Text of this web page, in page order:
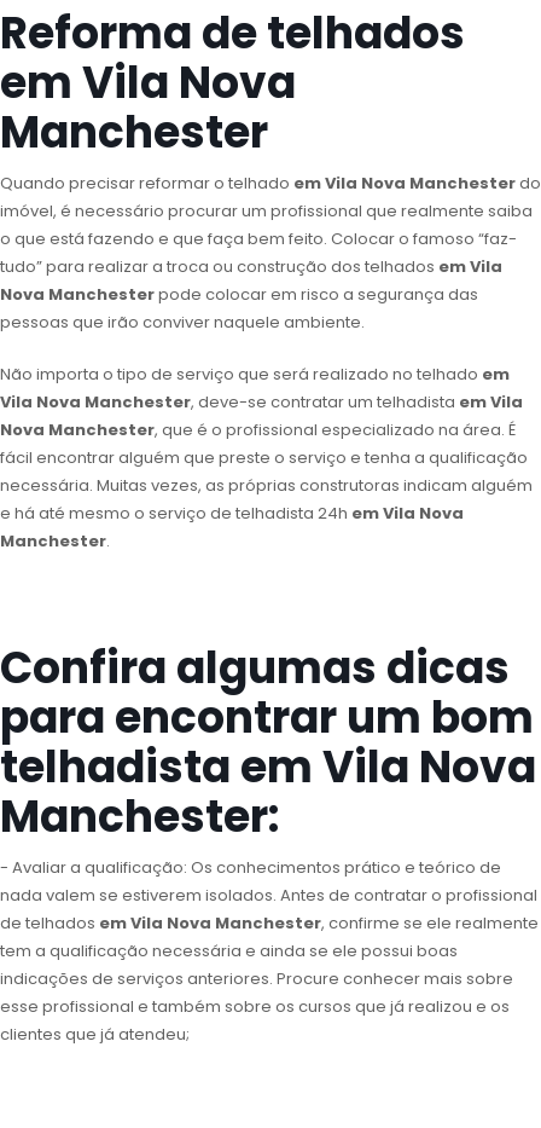
Reforma de telhados
em Vila Nova
Manchester
Quando precisar reformar o telhado em Vila Nova Manchesterdo
imóvel, é necessário procurar um profissional que realmente saiba
o que está fazendo e que faça bem feito. Colocar o famoso “faz-
tudo” para realizar a troca ou construção dos telhados em Vila
Nova Manchesterpode colocar em risco a segurança das
pessoas que irão conviver naquele ambiente.
Não importa o tipo de serviço que será realizado no telhado em
Vila Nova Manchester, deve-se contratar um telhadista em Vila
Nova Manchester, que é o profissional especializado na área. É
fácil encontrar alguém que preste o serviço e tenha a qualificação
necessária. Muitas vezes, as próprias construtoras indicam alguém
e há até mesmo o serviço de telhadista 24h em Vila Nova
Manchester.
Confira algumas dicas
para encontrar um bom
telhadista em Vila Nova
Manchester:
- Avaliar a qualificação: Os conhecimentos prático e teórico de
nada valem se estiverem isolados. Antes de contratar o profissional
de telhados em Vila Nova Manchester, confirme se ele realmente
tem a qualificação necessária e ainda se ele possui boas
indicações de serviços anteriores. Procure conhecer mais sobre
esse profissional e também sobre os cursos que já realizou e os
clientes que já atendeu;